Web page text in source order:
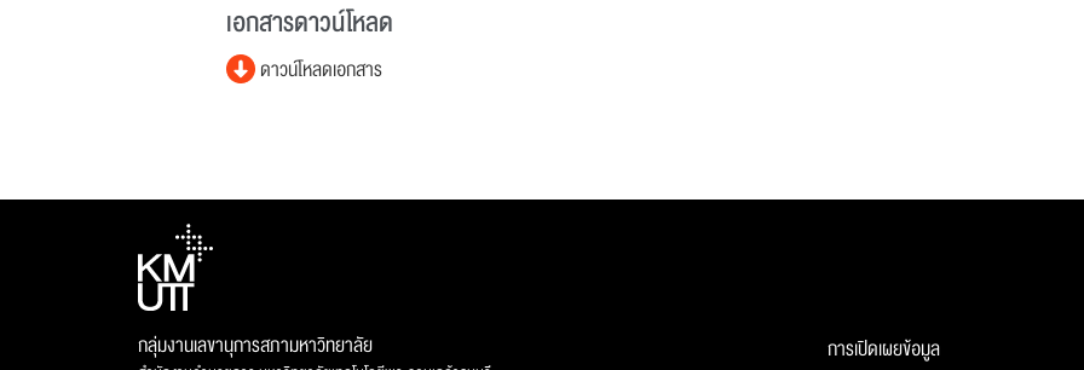
เอกสารดาวน์โหลด
ดาวน์โหลดเอกสาร
กลุ่มงานเลขานุการสภามหาวิทยาลัย การเปิดเผยข้อมูล